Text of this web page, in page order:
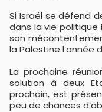
Si Israël se défend
dans la vie
son
la Palestine l’année
La prochaine
solution à deux
prochain, est
peu de chances